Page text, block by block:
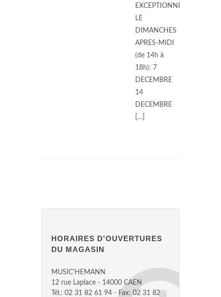
EXCEPTIONNELLE
LE
DIMANCHES
APRES-MIDI
(de 14h à
18h): 7
DECEMBRE
14
DECEMBRE
[…]
HORAIRES D'OUVERTURES
DU MAGASIN
MUSIC'HEMANN
12 rue Laplace - 14000 CAEN
Tél.: 02 31 82 61 94 - Fax: 02 31 82